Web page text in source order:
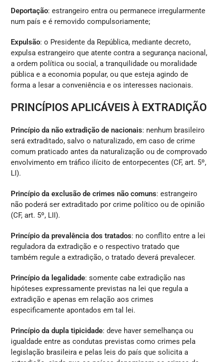
Deportação: estrangeiro entra ou permanece irregularmente
num país e é removido compulsoriamente;
Expulsão: o Presidente da República, mediante decreto,
expulsa estrangeiro que atente contra a segurança nacional,
a ordem política ou social, a tranquilidade ou moralidade
pública e a economia popular, ou que esteja agindo de
forma a lesar a conveniência e os interesses nacionais.
PRINCÍPIOS APLICÁVEIS À EXTRADIÇÃO
Princípio da não extradição de nacionais: nenhum brasileiro
será extraditado, salvo o naturalizado, em caso de crime
comum praticado antes da naturalização ou de comprovado
envolvimento em tráfico ilícito de entorpecentes (CF, art. 5º,
LI).
Princípio da exclusão de crimes não comuns: estrangeiro
não poderá ser extraditado por crime político ou de opinião
(CF, art. 5º, LII).
Princípio da prevalência dos tratados: no conflito entre a lei
reguladora da extradição e o respectivo tratado que
também regule a extradição, o tratado deverá prevalecer.
Princípio da legalidade: somente cabe extradição nas
hipóteses expressamente previstas na lei que regula a
extradição e apenas em relação aos crimes
especificamente apontados em tal lei.
Princípio da dupla tipicidade: deve haver semelhança ou
igualdade entre as condutas previstas como crimes pela
legislação brasileira e pelas leis do país que solicita a